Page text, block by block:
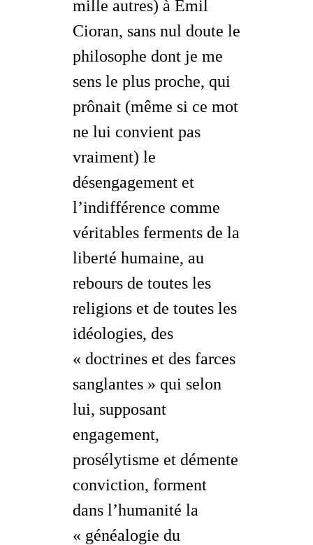
mille autres) à Emil
Cioran, sans nul doute le
philosophe dont je me
sens le plus proche, qui
prônait (même si ce mot
ne lui convient pas
vraiment) le
désengagement et
l’indifférence comme
véritables ferments de la
liberté humaine, au
rebours de toutes les
religions et de toutes les
idéologies, des
« doctrines et des farces
sanglantes » qui selon
lui, supposant
engagement,
prosélytisme et démente
conviction, forment
dans l’humanité la
« généalogie du